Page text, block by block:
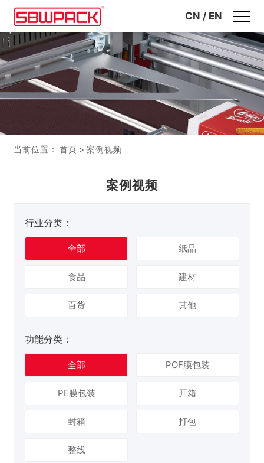
CN / EN
当前位置： 首页 > 案例视频
案例视频
行业分类：
全部 纸品
食品 建材
百货 其他
功能分类：
全部 POF膜包装
PE膜包装 开箱
封箱 打包
整线